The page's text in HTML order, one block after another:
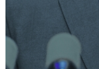
參與調查
走進北京